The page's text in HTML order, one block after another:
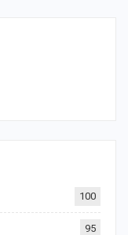
100
95